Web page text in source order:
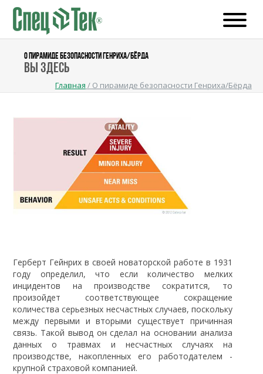
О ПИРАМИДЕ БЕЗОПАСНОСТИ ГЕНРИХА/БЁРДА
Вы здесь
Главная / О пирамиде безопасности Генриха/Бёрда
Герберт Гейнрих в своей новаторской работе в 1931
году определил, что если количество мелких
инцидентов на производстве сократится, то
произойдет соответствующее сокращение
количества серьезных несчастных случаев, поскольку
между первыми и вторыми существует причинная
связь. Такой вывод он сделал на основании анализа
данных о травмах и несчастных случаях на
производстве, накопленных его работодателем -
крупной страховой компанией.